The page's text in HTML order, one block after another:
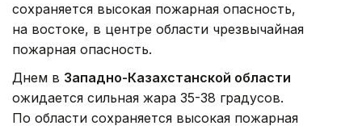
сохраняется высокая пожарная опасность,
на востоке, в центре области чрезвычайная
пожарная опасность.
Днем в Западно-Казахстанской области
ожидается сильная жара 35-38 градусов.
По области сохраняется высокая пожарная